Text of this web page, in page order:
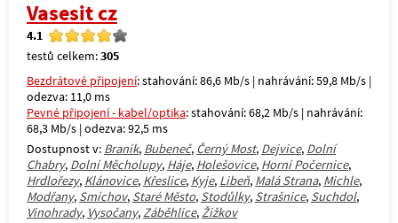
Vasesit cz
4.1
testů celkem:305
Bezdrátové připojení: stahování: 86,6 Mb/s | nahrávání: 59,8 Mb/s |
odezva: 11,0 ms
Pevné připojení - kabel/optika: stahování: 68,2 Mb/s | nahrávání:
68,3 Mb/s | odezva: 92,5 ms
Dostupnost v: Braník, Bubeneč, Černý Most, Dejvice, Dolní
Chabry, Dolní Měcholupy, Háje, Holešovice, Horní Počernice,
Hrdlořezy, Klánovice, Křeslice, Kyje, Libeň, Malá Strana, Michle,
Modřany, Smíchov, Staré Město, Stodůlky, Strašnice, Suchdol,
Vinohrady, Vysočany,Záběhlice,Žižkov